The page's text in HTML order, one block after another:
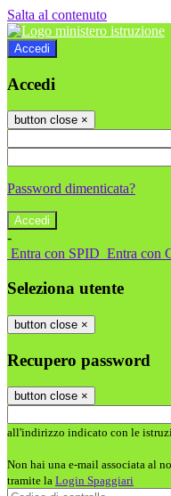
Salta al contenuto
Accedi
Accedi
button close ×
Password dimenticata?
-
Entra con SPID Entra con
Seleziona utente
button close ×
Recupero password
button close ×
all'indirizzo indicato con le
Non hai una e-mail associata al
tramite la Login Spaggiari